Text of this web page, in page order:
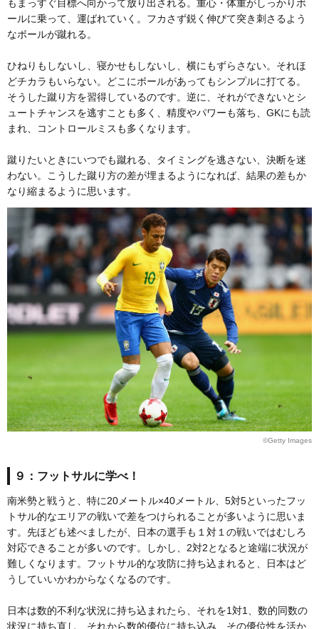
もまっすぐ目標へ向かって放り出される。重心・体重がしっかりボ
ールに乗って、運ばれていく。フカさず鋭く伸びて突き刺さるよう
なボールが蹴れる。
ひねりもしないし、寝かせもしないし、横にもずらさない。それほ
どチカラもいらない。どこにボールがあってもシンプルに打てる。
そうした蹴り方を習得しているのです。逆に、それができないとシ
ュートチャンスを逃すことも多く、精度やパワーも落ち、GKにも読
まれ、コントロールミスも多くなります。
蹴りたいときにいつでも蹴れる、タイミングを逃さない、決断を迷
わない。こうした蹴り方の差が埋まるようになれば、結果の差もか
なり縮まるように思います。
©Getty Images
９：フットサルに学べ！
南米勢と戦うと、特に20メートル×40メートル、5対5といったフッ
トサル的なエリアの戦いで差をつけられることが多いように思いま
す。先ほども述べましたが、日本の選手も１対１の戦いではむしろ
対応できることが多いのです。しかし、2対2となると途端に状況が
難しくなります。フットサル的な攻防に持ち込まれると、日本はど
うしていいかわからなくなるのです。
日本は数的不利な状況に持ち込まれたら、それを1対1、数的同数の
状況に持ち直し、それから数的優位に持ち込み、その優位性を活か